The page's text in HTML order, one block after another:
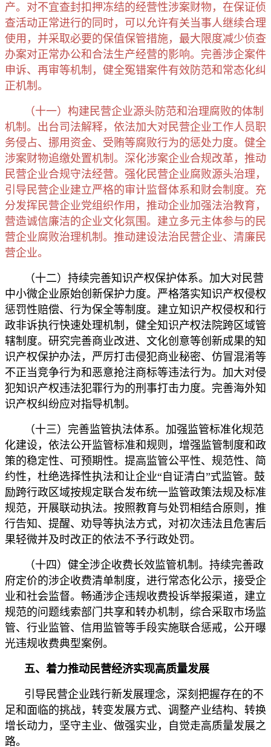
产。对不宜查封扣押冻结的经营性涉案财物，在保证侦
查活动正常进行的同时，可以允许有关当事人继续合理
使用，并采取必要的保值保管措施，最大限度减少侦查
办案对正常办公和合法生产经营的影响。完善涉企案件
申诉、再审等机制，健全冤错案件有效防范和常态化纠
正机制。
（十一）构建民营企业源头防范和治理腐败的体制
机制。出台司法解释，依法加大对民营企业工作人员职
务侵占、挪用资金、受贿等腐败行为的惩处力度。健全
涉案财物追缴处置机制。深化涉案企业合规改革，推动
民营企业合规守法经营。强化民营企业腐败源头治理，
引导民营企业建立严格的审计监督体系和财会制度。充
分发挥民营企业党组织作用，推动企业加强法治教育，
营造诚信廉洁的企业文化氛围。建立多元主体参与的民
营企业腐败治理机制。推动建设法治民营企业、清廉民
营企业。
（十二）持续完善知识产权保护体系。加大对民营
中小微企业原始创新保护力度。严格落实知识产权侵权
惩罚性赔偿、行为保全等制度。建立知识产权侵权和行
政非诉执行快速处理机制，健全知识产权法院跨区域管
辖制度。研究完善商业改进、文化创意等创新成果的知
识产权保护办法，严厉打击侵犯商业秘密、仿冒混淆等
不正当竞争行为和恶意抢注商标等违法行为。加大对侵
犯知识产权违法犯罪行为的刑事打击力度。完善海外知
识产权纠纷应对指导机制。
（十三）完善监管执法体系。加强监管标准化规范
化建设，依法公开监管标准和规则，增强监管制度和政
策的稳定性、可预期性。提高监管公平性、规范性、简
约性，杜绝选择性执法和让企业“自证清白”式监管。鼓
励跨行政区域按规定联合发布统一监管政策法规及标准
规范，开展联动执法。按照教育与处罚相结合原则，推
行告知、提醒、劝导等执法方式，对初次违法且危害后
果轻微并及时改正的依法不予行政处罚。
（十四）健全涉企收费长效监管机制。持续完善政
府定价的涉企收费清单制度，进行常态化公示，接受企
业和社会监督。畅通涉企违规收费投诉举报渠道，建立
规范的问题线索部门共享和转办机制，综合采取市场监
管、行业监管、信用监管等手段实施联合惩戒，公开曝
光违规收费典型案例。
五、着力推动民营经济实现高质量发展
引导民营企业践行新发展理念，深刻把握存在的不
足和面临的挑战，转变发展方式、调整产业结构、转换
增长动力，坚守主业、做强实业，自觉走高质量发展之
路。